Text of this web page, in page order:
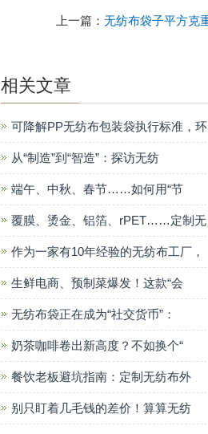
上一篇： 无纺布袋子平方克
相关文章
可降解PP无纺布包装袋执行标准，环
从“制造”到“智造”：探访无纺
端午、中秋、春节……如何用“节
覆膜、烫金、铝箔、rPET……定制无
作为一家有10年经验的无纺布工厂，
生鲜电商、预制菜爆发！这款“会
无纺布袋正在成为“社交货币”：
奶茶咖啡卷出新高度？不如换个“
餐饮老板避坑指南：定制无纺布外
别只盯着几毛钱的差价！算算无纺